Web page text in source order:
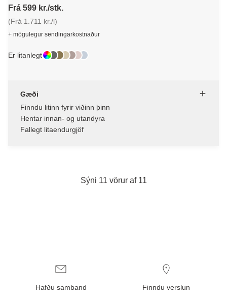
Frá 599 kr./stk.
(Frá 1.711 kr./l)
+ mögulegur sendingarkostnaður
Er litanlegt
Gæði
Finndu litinn fyrir viðinn þinn
Hentar innan- og utandyra
Fallegt litaendurgjöf
Sýni 11 vörur af 11
Hafðu samband Finndu verslun